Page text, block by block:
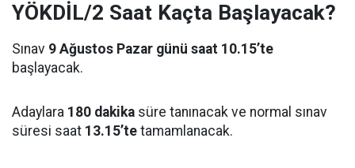
YÖKDİL/2 Saat Kaçta Başlayacak?
Sınav 9 Ağustos Pazar günü saat 10.15’te
başlayacak.
Adaylara 180 dakika süre tanınacak ve normal sınav
süresi saat 13.15’te tamamlanacak.